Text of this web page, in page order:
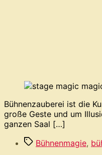
Bühnenzauberei ist die
große Geste und um
ganzen Saal […]
Schlagwörter
Bühnenmagie,